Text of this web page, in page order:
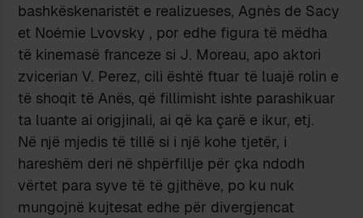
bashkëskenaristët e realizueses, Agnès de Sacy
et Noémie Lvovsky , por edhe figura të mëdha
të kinemasë franceze si J. Moreau, apo aktori
zvicerian V. Perez, cili është ftuar të luajë rolin e
të shoqit të Anës, që fillimisht ishte parashikuar
ta luante ai origjinali, ai që ka çarë e ikur, etj.
Në një mjedis të tillë si i një kohe tjetër, i
hareshëm deri në shpërfillje për çka ndodh
vërtet para syve të të gjithëve, po ku nuk
mungojnë kujtesat edhe për divergjencat